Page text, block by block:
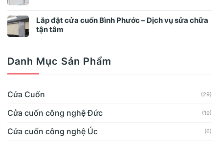
Lắp đặt cửa cuốn Bình Phước – Dịch vụ sửa chữa
tận tâm
Danh Mục Sản Phẩm
Cửa Cuốn (29)
Cửa cuốn công nghệ Đức (19)
Cửa cuốn công nghệ Úc (6)